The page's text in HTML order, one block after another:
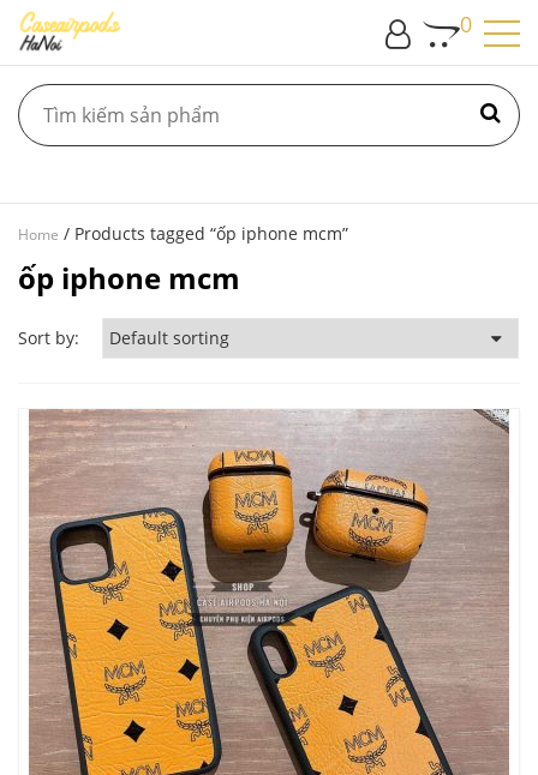
0
Home / Products tagged “ốp iphone mcm”
ốp iphone mcm
Sort by: